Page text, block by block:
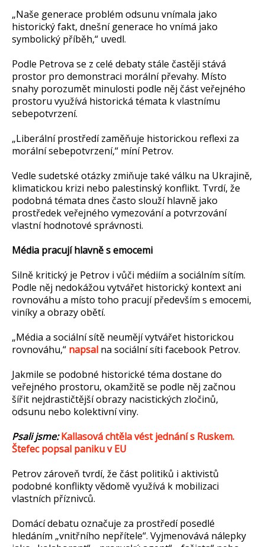
„Naše generace problém odsunu vnímala jako
historický fakt, dnešní generace ho vnímá jako
symbolický příběh,“ uvedl.
Podle Petrova se z celé debaty stále častěji stává
prostor pro demonstraci morální převahy. Místo
snahy porozumět minulosti podle něj část veřejného
prostoru využívá historická témata k vlastnímu
sebepotvrzení.
„Liberální prostředí zaměňuje historickou reflexi za
morální sebepotvrzení,“ míní Petrov.
Vedle sudetské otázky zmiňuje také válku na Ukrajině,
klimatickou krizi nebo palestinský konflikt. Tvrdí, že
podobná témata dnes často slouží hlavně jako
prostředek veřejného vymezování a potvrzování
vlastní hodnotové správnosti.
Média pracují hlavně s emocemi
Silně kritický je Petrov i vůči médiím a sociálním sítím.
Podle něj nedokážou vytvářet historický kontext ani
rovnováhu a místo toho pracují především s emocemi,
viníky a obrazy obětí.
„Média a sociální sítě neumějí vytvářet historickou
rovnováhu,“ napsal na sociální síti facebook Petrov.
Jakmile se podobné historické téma dostane do
veřejného prostoru, okamžitě se podle něj začnou
šířit nejdrastičtější obrazy nacistických zločinů,
odsunu nebo kolektivní viny.
Psali jsme:Kallasová chtěla vést jednání s Ruskem.
Štefec popsal paniku v EU
Petrov zároveň tvrdí, že část politiků i aktivistů
podobné konflikty vědomě využívá k mobilizaci
vlastních příznivců.
Domácí debatu označuje za prostředí posedlé
hledáním „vnitřního nepřítele“. Vyjmenovává nálepky